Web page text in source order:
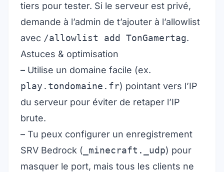
tiers pour tester. Si le serveur est privé,
demande à l’admin de t’ajouter à l’allowlist
avec /allowlist add TonGamertag.
Astuces & optimisation
– Utilise un domaine facile (ex.
play.tondomaine.fr) pointant vers l’IP
du serveur pour éviter de retaper l’IP
brute.
– Tu peux configurer un enregistrement
SRV Bedrock ( _minecraft._udp) pour
masquer le port, mais tous les clients ne